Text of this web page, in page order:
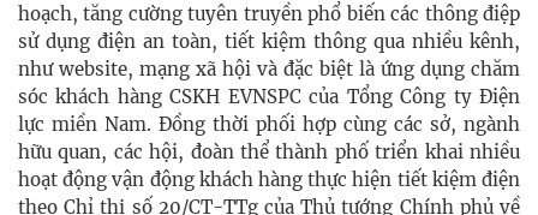
hoạch, tăng cường tuyên truyền phổ biến các thông điệp
sử dụng điện an toàn, tiết kiệm thông qua nhiều kênh,
như website, mạng xã hội và đặc biệt là ứng dụng chăm
sóc khách hàng CSKH EVNSPC của Tổng Công ty Điện
lực miền Nam. Đồng thời phối hợp cùng các sở, ngành
hữu quan, các hội, đoàn thể thành phố triển khai nhiều
hoạt động vận động khách hàng thực hiện tiết kiệm điện
theo Chỉ thị số 20/CT-TTg của Thủ tướng Chính phủ về